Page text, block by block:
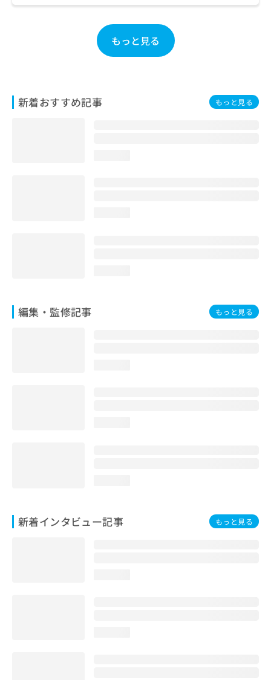
もっと見る
新着おすすめ記事 もっと見る
編集・監修記事 もっと見る
新着インタビュー記事 もっと見る
お
ち